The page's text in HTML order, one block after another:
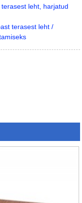
leht, harjatud
terasest leht /